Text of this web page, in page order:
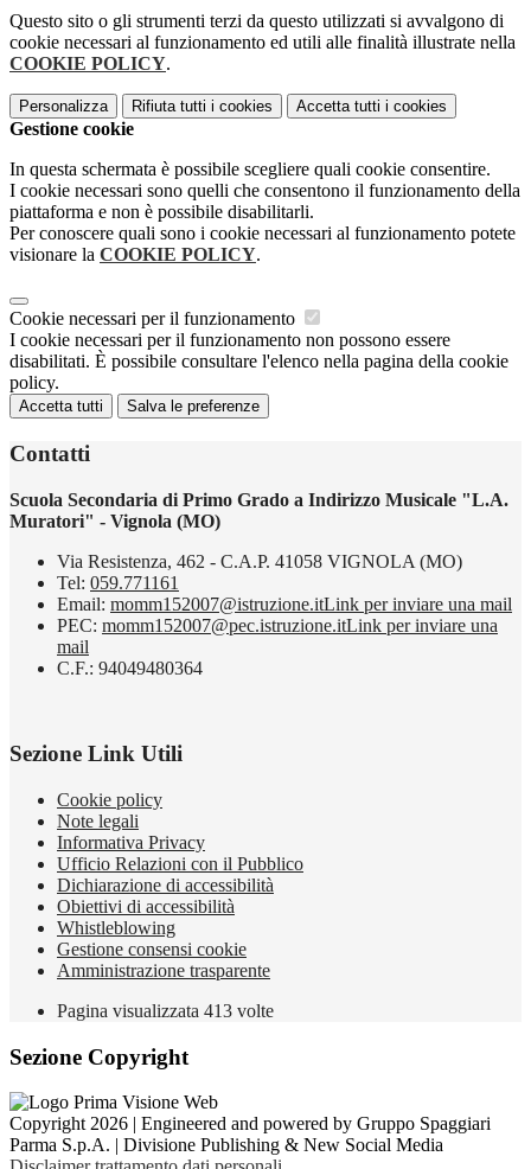
Questo sito o gli strumenti terzi da questo utilizzati si avvalgono di
cookie necessari al funzionamento ed utili alle finalità illustrate nella
COOKIE POLICY.
Personalizza Rifiuta tutti i cookies Accetta tutti i cookies
Gestione cookie
In questa schermata è possibile scegliere quali cookie consentire.
I cookie necessari sono quelli che consentono il funzionamento della
piattaforma e non è possibile disabilitarli.
Per conoscere quali sono i cookie necessari al funzionamento potete
visionare la COOKIE POLICY.
Cookie necessari per il funzionamento
I cookie necessari per il funzionamento non possono essere
disabilitati. È possibile consultare l'elenco nella pagina della cookie
policy.
Accetta tutti Salva le preferenze
Contatti
Scuola Secondaria di Primo Grado a Indirizzo Musicale "L.A.
Muratori" - Vignola (MO)
Via Resistenza, 462 - C.A.P. 41058 VIGNOLA (MO)
Tel: 059.771161
Email: momm152007@istruzione.itLink per inviare una mail
PEC: momm152007@pec.istruzione.itLink per inviare una
mail
C.F.: 94049480364
Sezione Link Utili
Cookie policy
Note legali
Informativa Privacy
Ufficio Relazioni con il Pubblico
Dichiarazione di accessibilità
Obiettivi di accessibilità
Whistleblowing
Gestione consensi cookie
Amministrazione trasparente
Pagina visualizzata 413 volte
Sezione Copyright
Copyright 2026 | Engineered and powered by Gruppo Spaggiari
Parma S.p.A. | Divisione Publishing & New Social Media